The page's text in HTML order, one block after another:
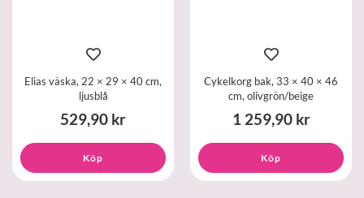
Elias väska, 22 × 29 × 40 cm,
ljusblå
529,90 kr
Köp
Cykelkorg bak, 33 × 40 × 46
cm, olivgrön/beige
1 259,90 kr
Köp